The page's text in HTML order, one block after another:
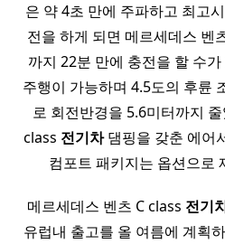
은 약 4초 만에 주파하고 최고
전을 하게 되면 메르세데스 벤
까지 22분 만에 충전을 할 수
주행이 가능하며 4.5도의 후륜
로 회전반경을 5.6미터까지
class 전기차댐핑을 갖춘 에어
컴포트 패키지는 옵션으로
메르세데스 벤츠 C class 전기
유럽내 출고를 올 여름에 계획